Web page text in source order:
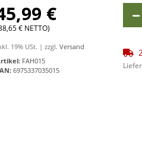
€
€ NETTO)
19% USt. | zzgl. Versand
FAH015
6975337035015